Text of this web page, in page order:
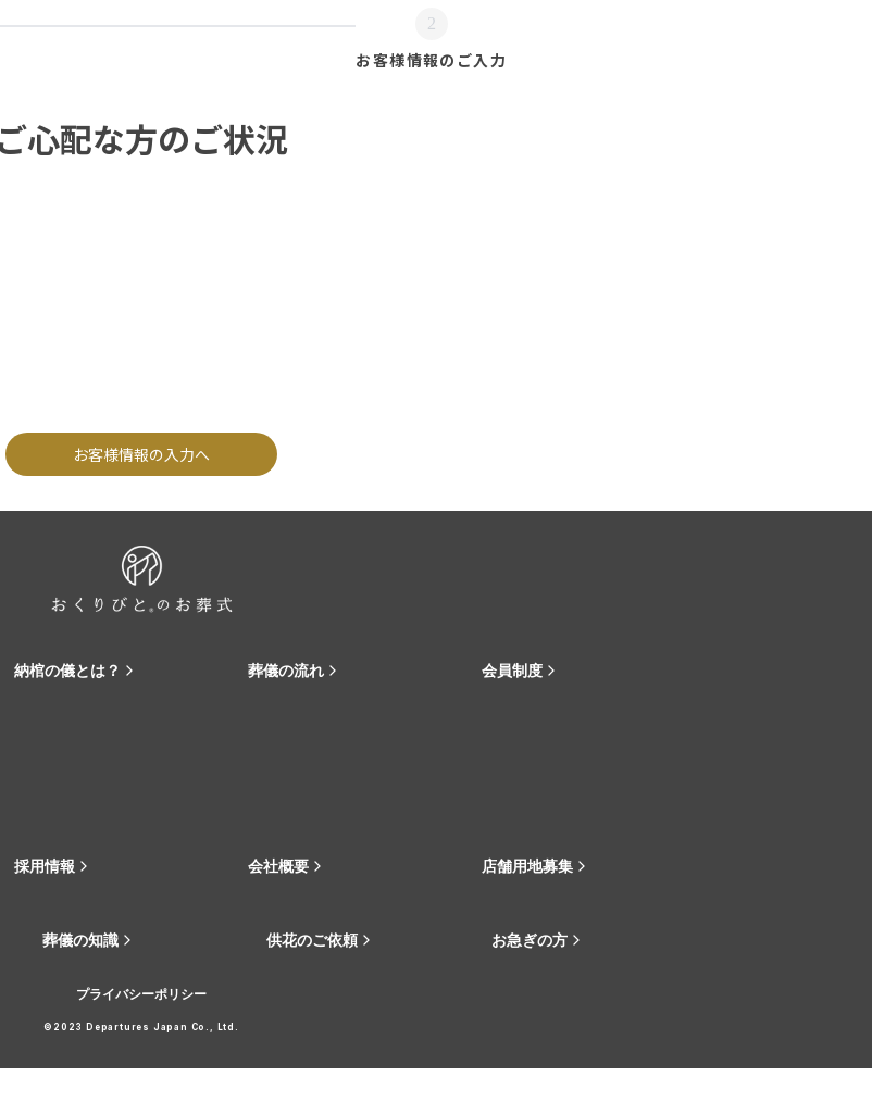
2
お客様情報の ご入力
ご心配な方のご状況
お客様情報の入力へ
納棺の儀とは？ 葬儀の流れ 会員制度
採用情報 会社概要 店舗用地募集
葬儀の知識 供花のご依頼 お急ぎの方
プライバシーポリシー
©2023 Departures Japan Co., Ltd.